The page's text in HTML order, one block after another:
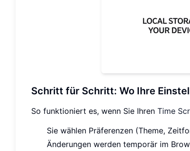
Schritt für Schritt: Wo Ihre
So funktioniert es, wenn Sie Ihren Time
Sie wählen Präferenzen (Theme,
Änderungen werden temporär im